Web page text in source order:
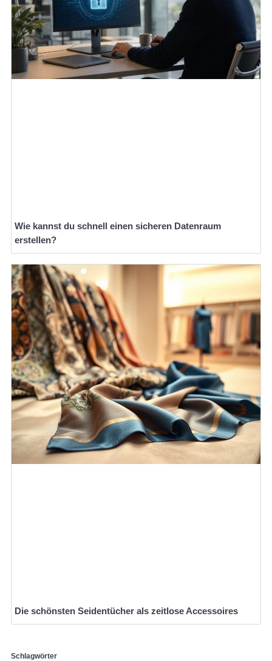
Wie kannst du schnell einen sicheren Datenraum
erstellen?
Die schönsten Seidentücher als zeitlose Accessoires
Schlagwörter